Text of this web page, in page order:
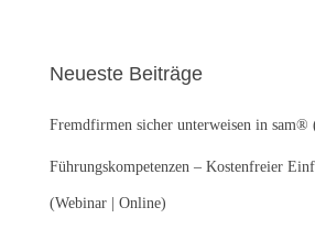
n
a
h
:
Neueste Beiträge
Fremdfirmen sicher unterweisen in sam®
Führungskompetenzen – Kostenfreier
(Webinar | Online)